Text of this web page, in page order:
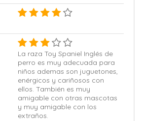
La raza Toy Spaniel Inglés de
perro es muy adecuada para
niños ademas son juguetones,
enérgicos y cariñosos con
ellos. También es muy
amigable con otras mascotas
y muy amigable con los
extraños.